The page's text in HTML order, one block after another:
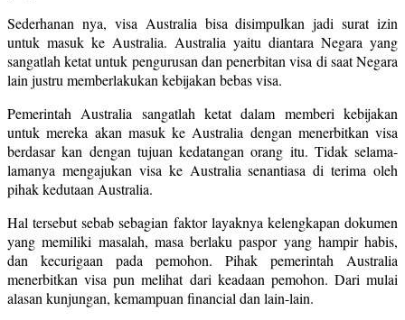
Sederhanan nya, visa Australia bisa disimpulkan jadi surat izin
untuk masuk ke Australia. Australia yaitu diantara Negara yang
sangatlah ketat untuk pengurusan dan penerbitan visa di saat Negara
lain justru memberlakukan kebijakan bebas visa.
Pemerintah Australia sangatlah ketat dalam memberi kebijakan
untuk mereka akan masuk ke Australia dengan menerbitkan visa
berdasar kan dengan tujuan kedatangan orang itu. Tidak selama-
lamanya mengajukan visa ke Australia senantiasa di terima oleh
pihak kedutaan Australia.
Hal tersebut sebab sebagian faktor layaknya kelengkapan dokumen
yang memiliki masalah, masa berlaku paspor yang hampir habis,
dan kecurigaan pada pemohon. Pihak pemerintah Australia
menerbitkan visa pun melihat dari keadaan pemohon. Dari mulai
alasan kunjungan, kemampuan financial dan lain-lain.